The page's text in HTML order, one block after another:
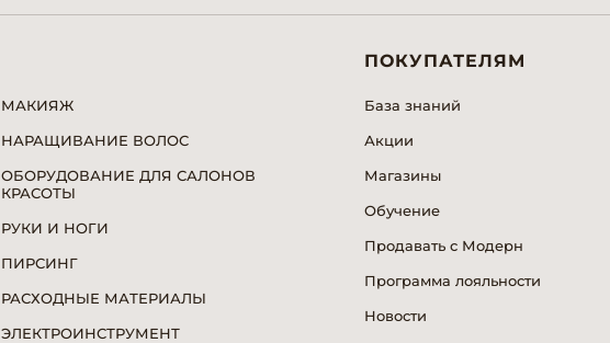
МАКИЯЖ
НАРАЩИВАНИЕ ВОЛОС
ОБОРУДОВАНИЕ ДЛЯ САЛОНОВ
КРАСОТЫ
РУКИ И НОГИ
ПИРСИНГ
РАСХОДНЫЕ МАТЕРИАЛЫ
ЭЛЕКТРОИНСТРУМЕНТ
ПОКУПАТЕЛЯМ
База знаний
Акции
Магазины
Обучение
Продавать с Модерн
Программа лояльности
Новости